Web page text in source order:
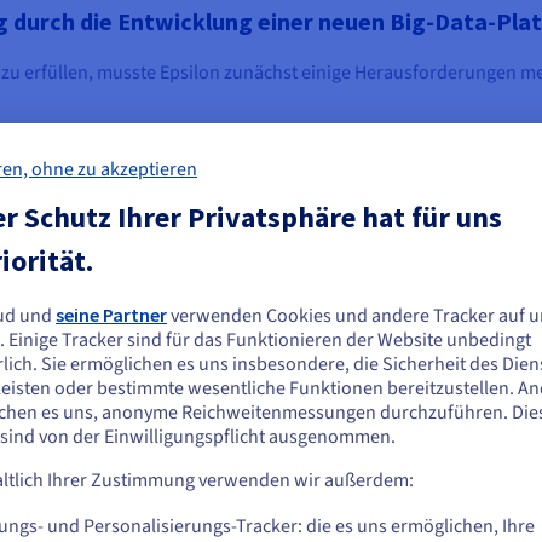
durch die Entwicklung einer neuen Big-Data-
erfüllen, musste Epsilon zunächst einige Herausforderungen
innovativ, als Open Source verfügbar, interoperabel und
von Daten durchgeführt und organisiert werden.
und gesicherten Arbeitsplatz bietet.
sein, um die Ströme persönlicher Daten
(ausgelagert) werden, um Data Scientists und Data Managern
ist. Auf diese Weise wollte die Agentur von der
Daten handelt, mussten unbedingt klare Richtlinien zur
scheinen sich in Vereinigte Staaten zu
Sie aus Vereinigte Staaten bestellen möchten, müssen Sie sich auf der
Website umsehen und dort einen Account erstellen.
zur [Website] Webseite
us.ovhcloud.com/
Englisch USD - $
ohne zu akzeptieren
Schutz Ihrer Privatsphäre hat für uns
und seine Partnerverwenden Cookies und andere Tracker auf
Einige Tracker sind für das Funktionieren der Website unbedingt
Sie ermöglichen es uns insbesondere, die Sicherheit des
oder bestimmte wesentliche Funktionen bereitzustellen.
es uns, anonyme Reichweitenmessungen durchzuführen.
von der Einwilligungspflicht ausgenommen.
Ihrer Zustimmung verwenden wir außerdem:
und Personalisierungs-Tracker: die es uns ermöglichen, Ihre